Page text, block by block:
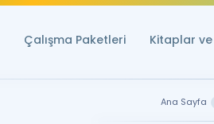
Çalışma Paketleri Kitaplar
Ana Sayfa